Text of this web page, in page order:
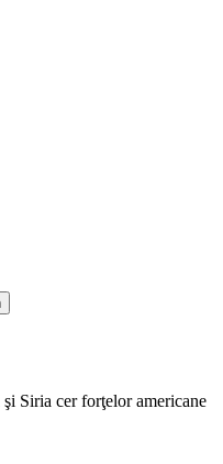
Siria cer forţelor americane